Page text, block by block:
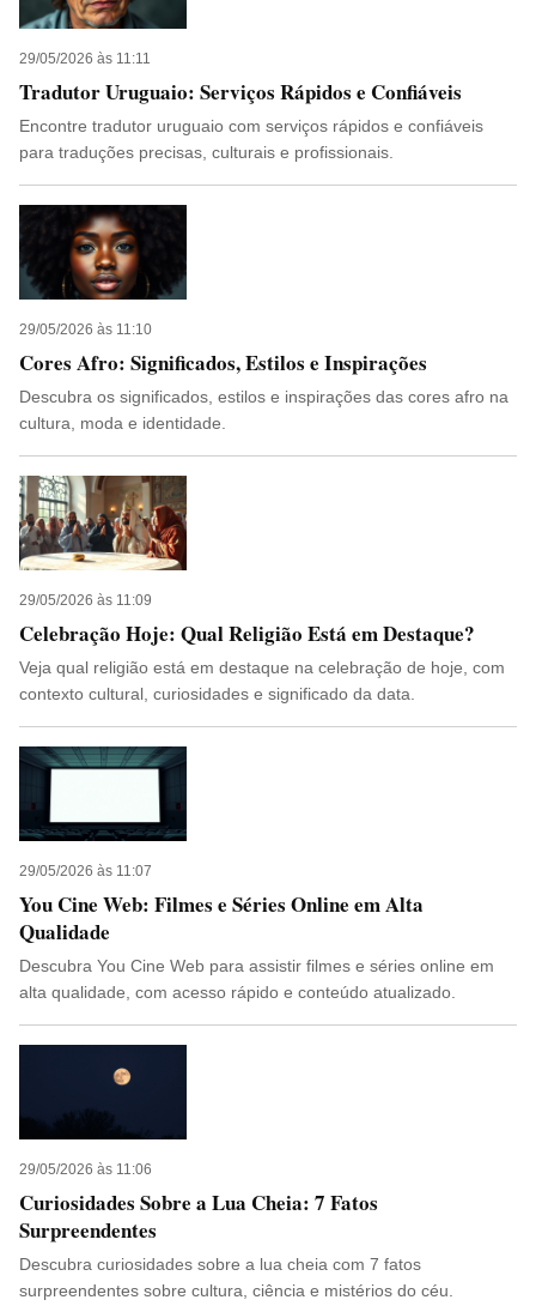
29/05/2026 às 11:11
Tradutor Uruguaio: Serviços Rápidos e Confiáveis
Encontre tradutor uruguaio com serviços rápidos e confiáveis
para traduções precisas, culturais e profissionais.
29/05/2026 às 11:10
Cores Afro: Significados, Estilos e Inspirações
Descubra os significados, estilos e inspirações das cores afro na
cultura, moda e identidade.
29/05/2026 às 11:09
Celebração Hoje: Qual Religião Está em Destaque?
Veja qual religião está em destaque na celebração de hoje, com
contexto cultural, curiosidades e significado da data.
29/05/2026 às 11:07
You Cine Web: Filmes e Séries Online em Alta
Qualidade
Descubra You Cine Web para assistir filmes e séries online em
alta qualidade, com acesso rápido e conteúdo atualizado.
29/05/2026 às 11:06
Curiosidades Sobre a Lua Cheia: 7 Fatos
Surpreendentes
Descubra curiosidades sobre a lua cheia com 7 fatos
surpreendentes sobre cultura, ciência e mistérios do céu.